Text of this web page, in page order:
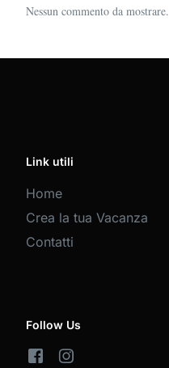
Nessun commento da mostrare.
Link utili
Home
Crea la tua Vacanza
Contatti
Follow Us